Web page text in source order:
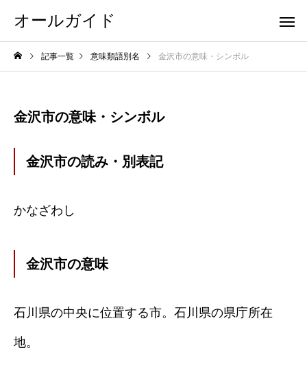
オールガイド
記事一覧 意味類語別名 金沢市の意味・シンボル
金沢市の意味・シンボル
金沢市の読み・別表記
かなざわし
金沢市の意味
石川県の中央に位置する市。石川県の県庁所在
地。